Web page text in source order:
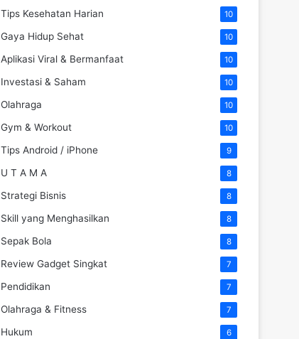
Tips Kesehatan Harian 10
Gaya Hidup Sehat 10
Aplikasi Viral & Bermanfaat 10
Investasi & Saham 10
Olahraga 10
Gym & Workout 10
Tips Android / iPhone 9
U T A M A 8
Strategi Bisnis 8
Skill yang Menghasilkan 8
Sepak Bola 8
Review Gadget Singkat 7
Pendidikan 7
Olahraga & Fitness 7
Hukum 6